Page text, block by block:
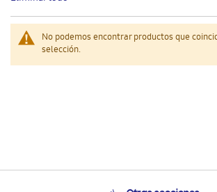
No podemos encontrar productos que
selección.
artículo